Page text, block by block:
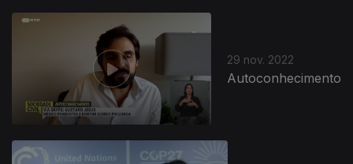
29 nov. 2022
Autoconhecimento